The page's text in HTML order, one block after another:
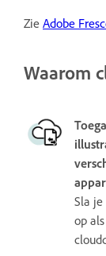
Zie Adobe
Waarom
Sla
op als